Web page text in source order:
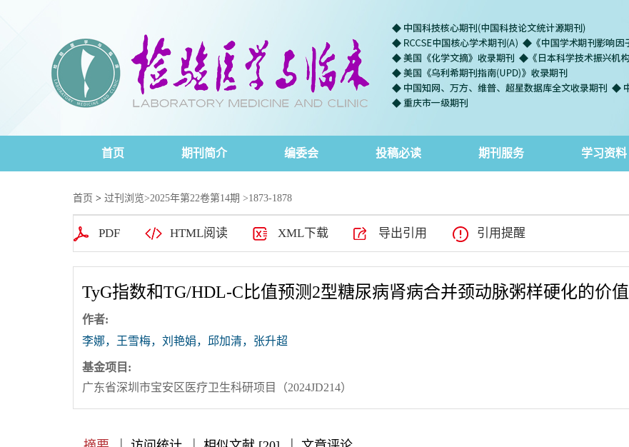
首页 期刊简介 编委会 投稿必读 期刊服务 学习资料
首页 > 过刊浏览>2025年第22卷第14期 >1873-1878
PDF HTML阅读 XML下载 导出引用 引用提醒
TyG指数和TG/HDL-C比值预测2型糖尿病肾病合并颈动脉粥样硬化的价值
作者:
李娜，王雪梅，刘艳娟，邱加清，张升超
基金项目:
广东省深圳市宝安区医疗卫生科研项目（2024JD214）
|| || |||